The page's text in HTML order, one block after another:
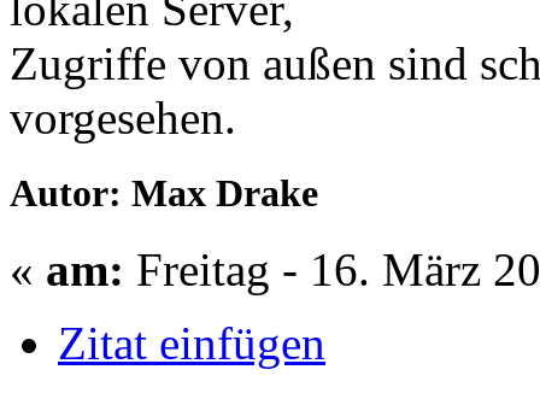
Zugriffe von außen sind
vorgesehen.
Autor: Max Drake
« am: Freitag - 16. März
Zitat einfügen